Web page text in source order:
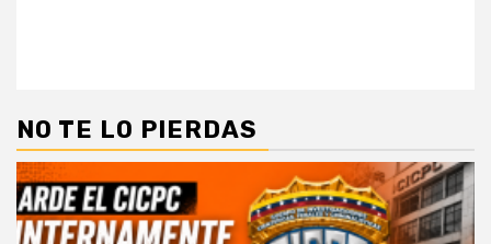
NO TE LO PIERDAS